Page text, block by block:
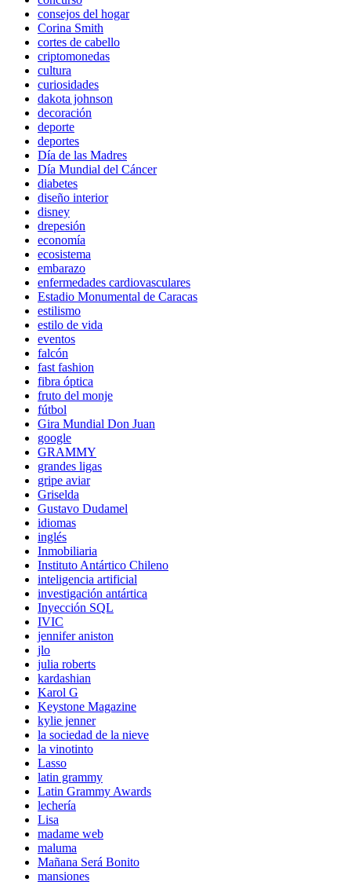
consejos del hogar
Corina Smith
cortes de cabello
criptomonedas
cultura
curiosidades
dakota johnson
decoración
deporte
deportes
Día de las Madres
Día Mundial del Cáncer
diabetes
diseño interior
disney
drepesión
economía
ecosistema
embarazo
enfermedades cardiovasculares
Estadio Monumental de Caracas
estilismo
estilo de vida
eventos
falcón
fast fashion
fibra óptica
fruto del monje
fútbol
Gira Mundial Don Juan
google
GRAMMY
grandes ligas
gripe aviar
Griselda
Gustavo Dudamel
idiomas
inglés
Inmobiliaria
Instituto Antártico Chileno
inteligencia artificial
investigación antártica
Inyección SQL
IVIC
jennifer aniston
jlo
julia roberts
kardashian
Karol G
Keystone Magazine
kylie jenner
la sociedad de la nieve
la vinotinto
Lasso
latin grammy
Latin Grammy Awards
lechería
Lisa
madame web
maluma
Mañana Será Bonito
mansiones